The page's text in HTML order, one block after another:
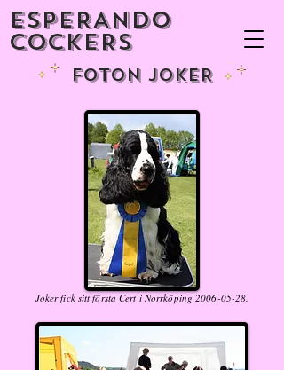
ESPERANDO
COCKERS
FOTON JOKER
Joker fick sitt första Cert i Norrköping2006-05-28.